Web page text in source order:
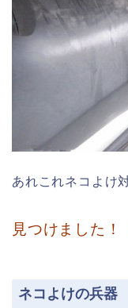
あれこれネコよけ
見つけました
ネコよけの兵器